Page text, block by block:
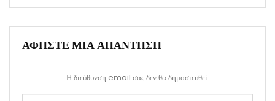
ΑΦΉΣΤΕ ΜΙΑ ΑΠΆΝΤΗΣΗ
Η διεύθυνση email σας δεν θα δημοσιευθεί.